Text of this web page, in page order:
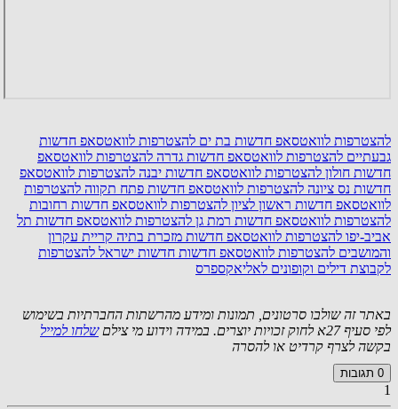
להצטרפות לוואטסאפ חדשות בת ים להצטרפות לוואטסאפ חדשות
גבעתיים להצטרפות לוואטסאפ חדשות גדרה להצטרפות לוואטסאפ
חדשות חולון להצטרפות לוואטסאפ חדשות יבנה להצטרפות לוואטסאפ
חדשות נס ציונה להצטרפות לוואטסאפ חדשות פתח תקווה להצטרפות
לוואטסאפ חדשות ראשון לציון להצטרפות לוואטסאפ חדשות רחובות
להצטרפות לוואטסאפ חדשות רמת גן להצטרפות לוואטסאפ חדשות תל
אביב-יפו להצטרפות לוואטסאפ חדשות מזכרת בתיה קריית עקרון
והמושבים להצטרפות לוואטסאפ חדשות חדשות ישראל להצטרפות
לקבוצת דילים וקופונים לאליאקספרס
באתר זה שולבו סרטונים, תמונות ומידע מהרשתות החברתיות בשימוש
לפי סעיף 27א לחוק זכויות יוצרים. במידה וידוע מי צילם
שלחו למייל
בקשה לצרף קרדיט או להסרה
0 תגובות
1